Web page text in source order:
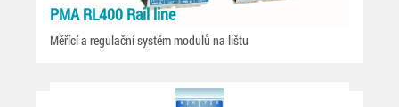
PMA RL400 Rail line
Měřící a regulační systém modulů na lištu